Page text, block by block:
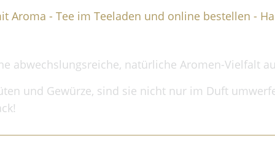
abwechslungsreiche, natürliche Aromen-Vielfalt
und Gewürze, sind sie nicht nur im Duft